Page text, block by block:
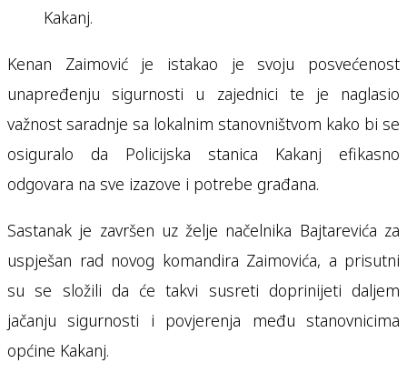
Kakanj.
Kenan Zaimović je istakao je svoju posvećenost
unapređenju sigurnosti u zajednici te je naglasio
važnost saradnje sa lokalnim stanovništvom kako bi se
osiguralo da Policijska stanica Kakanj efikasno
odgovara na sve izazove i potrebe građana.
Sastanak je završen uz želje načelnika Bajtarevića za
uspješan rad novog komandira Zaimovića, a prisutni
su se složili da će takvi susreti doprinijeti daljem
jačanju sigurnosti i povjerenja među stanovnicima
općine Kakanj.